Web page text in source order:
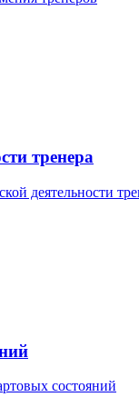
тренера
деятельности
состояний